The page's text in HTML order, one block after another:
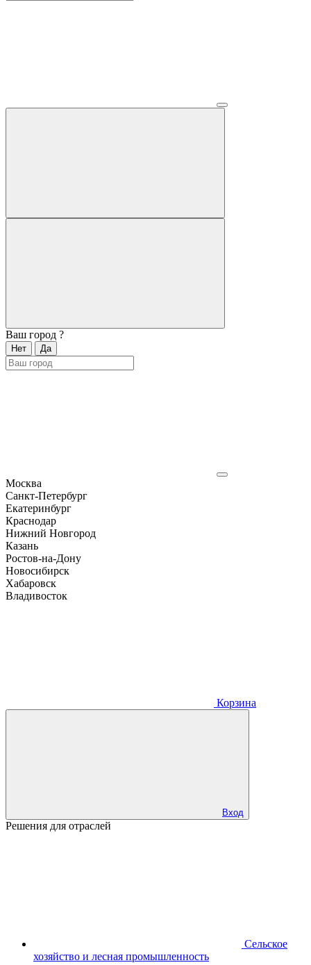
Ваш город ?
Нет Да
Москва
Санкт-Петербург
Екатеринбург
Краснодар
Нижний Новгород
Казань
Ростов-на-Дону
Новосибирск
Хабаровск
Владивосток
Корзина
Вход
Решения для отраслей
Сельское
хозяйство и лесная промышленность